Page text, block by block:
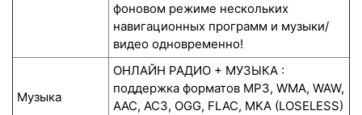
фоновом режиме нескольких
навигационных программ и музыки/
видео одновременно!
Музыка
ОНЛАЙН РАДИО + МУЗЫКА :
поддержка форматов MP3, WMA, WAW,
AAC, AC3, OGG, FLAC, MKA (LOSELESS)